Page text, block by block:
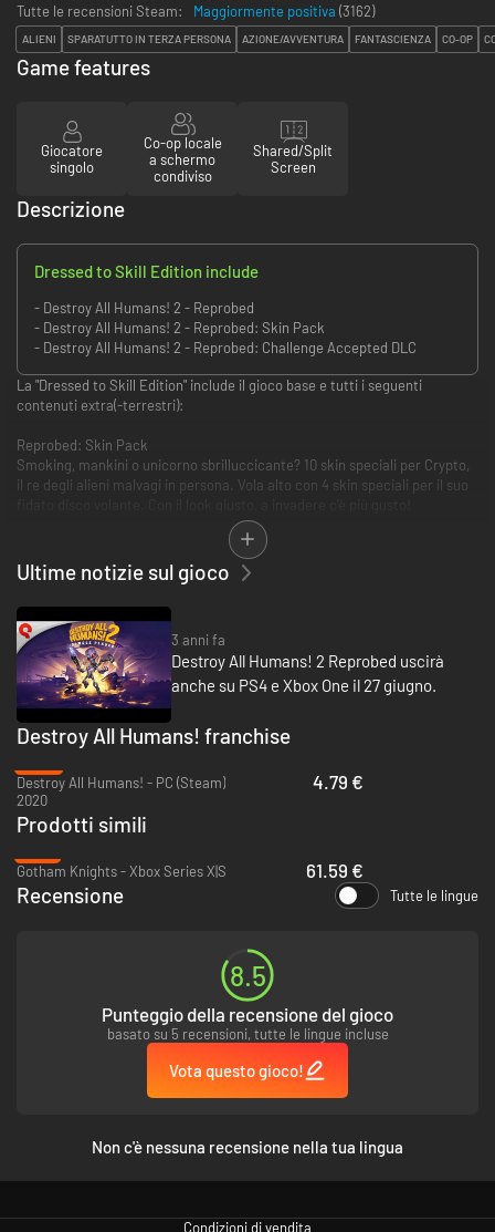
Tutte le recensioni Steam:
Maggiormente positiva (3162)
ALIENI SPARATUTTO IN TERZA PERSONA AZIONE/AVVENTURA FANTASCIENZA CO-OP
Game features
Giocatore
singolo
Co-op locale
a schermo
condiviso
Shared/Split
Screen
Descrizione
Dressed to Skill Edition include
- Destroy All Humans! 2 - Reprobed
- Destroy All Humans! 2 - Reprobed: Skin Pack
- Destroy All Humans! 2 - Reprobed: Challenge Accepted DLC
La "Dressed to Skill Edition" include il gioco base e tutti i seguenti
contenuti extra(-terrestri):
Reprobed: Skin Pack
Smoking, mankini o unicorno sbrilluccicante? 10 skin speciali per Crypto,
il re degli alieni malvagi in persona. Vola alto con 4 skin speciali per il suo
Reprobed: Challenge Accepted (DLC)
Mettiti alla prova in questo DLC post-lancio che aggiunge a Destroy All
Humans! 2 - Reprobed le 4 modalità sfida del primo capitolo, tutte
giocabili in cooperativa su schermo condiviso in locale!
Include anche molti nuovi mutatori per stravolgere le regole del gioco!
Ultime notizie sul gioco
3 anni fa
Destroy All Humans! 2 Reprobed uscirà
anche su PS4 e Xbox One il 27 giugno.
Destroy All Humans! franchise
Destroy All Humans! - PC (Steam)
2020
4.79 €
Prodotti simili
Gotham Knights - Xbox Series X|S
61.59 €
Recensione Tutte le lingue
8.5
Punteggio della recensione del gioco
basato su 5 recensioni, tutte le lingue incluse
Vota questo gioco!
Non c'è nessuna recensione nella tua lingua
Condizioni di vendita